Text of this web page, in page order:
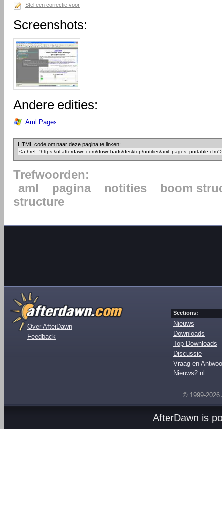
Stel een correctie voor
Screenshots:
Andere edities:
Aml Pages
HTML code om naar deze pagina te linken:
Trefwoorden:
aml
pagina notities
boom
structure
Over AfterDawn
Feedback
Sections:
Nieuws
Downloads
Top Downloads
Discussie
Vraag en
Nieuws2.nl
© 1999-2026
AfterDawn is